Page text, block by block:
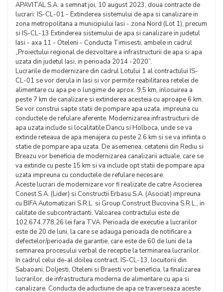
APAVITAL S.A. a semnat joi, 10 august 2023, doua contracte de
lucrari: IS-CL-01 - Extinderea sistemului de apa si canalizare in
zona metropolitana a municipiului Iasi - zona Nord (Lot 1), precum
si IS-CL-13 Extinderea sistemului de apa si canalizare in judetul
Iasi - axa 11 - Oteleni - Conducta Timisesti, ambele in cadrul
„Proiectului regional de dezvoltare a infrastructurii de apa si apa
uzata din judetul Iasi, in perioada 2014 -2020”.
Lucrarile de modernizare din cadrul Lotului 1 al contractului IS-
CL-01 se vor derula in Iasi si vor permite reabilitarea retelei de
alimentare cu apa pe o lungime de aprox. 9,5 km, inlocuirea a
peste 7 km de canalizare si extinderea acesteia cu aproape 6 km.
Se vor construi sapte statii de pompare apa uzata, impreuna cu
conductele de refulare aferente. Modernizarea infrastructurii de
apa uzata include si localitatile Dancu si Holboca, unde se va
extinde reteaua de apa menajera cu peste 2.6 km si se va infiinta o
statie de pompare apa uzata. De asemenea, cetatenii din Rediu si
Breazu vor beneficia de modernizarea canalizarii actuale, care se
va extinde cu peste 15 km si va include opt statii de pompare apa
uzata impreuna cu conductele de refulare necesare.
Aceste lucrari de modernizare vor fi realizate de catre Asocierea
Conest S.A. (Lider) si Constructii Erbasu S.A. (Asociat) impreuna
cu BIFA Automatizari S.R.L. si Group Construct Bucovina S.R.L., in
calitate de subcontractanti. Valoarea contractului este de
102.674.778,26 lei fara TVA. Perioada de executie a lucrarilor
este de 20 de luni, la care se adauga perioada de notificare a
defectelor/perioada de garantie, care este de 60 de luni de la
semnarea procesului verbal de receptie la terminarea lucrarilor.
In cadrul celui de-al doilea contract, IS-CL-13, locuitorii din
Sabaoani, Doljesti, Oteleni si Braesti vor beneficia, la finalizarea
lucrarilor, de infrastructura moderna de alimentare cu apa si
canalizare. Conducta de aductiune de apa ce traverseaza aceste